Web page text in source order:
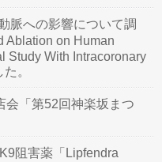
脈への影響について調
Ablation on Human
Study With Intracoronary
。
会「第52回神楽坂まつ
阻害薬「Lipfendra